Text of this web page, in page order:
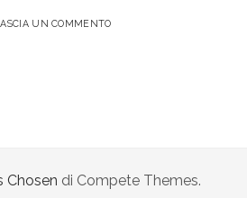
UN COMMENTO
Chosen di Compete Themes.